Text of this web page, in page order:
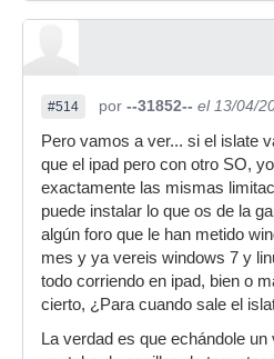
#514 por --31852-- el 13/04/
Pero vamos a ver... si el islate
que el ipad pero con otro SO,
exactamente las mismas
puede instalar lo que os de la
algún foro que le han metido
mes y ya vereis windows 7 y
todo corriendo en ipad, bien o
cierto, ¿Para cuando sale el
La verdad es que echándole